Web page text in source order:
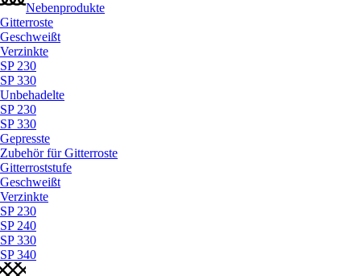
Nebenprodukte
Gitterroste
Geschweißt
Verzinkte
SP 230
SP 330
Unbehadelte
SP 230
SP 330
Gepresste
Zubehör für Gitterroste
Gitterroststufe
Geschweißt
Verzinkte
SP 230
SP 240
SP 330
SP 340